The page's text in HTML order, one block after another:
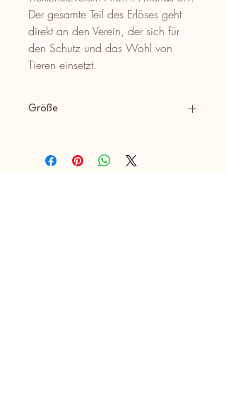
Der gesamte Teil des Erlöses geht
direkt an den Verein, der sich für
den Schutz und das Wohl von
Tieren einsetzt.
Größe